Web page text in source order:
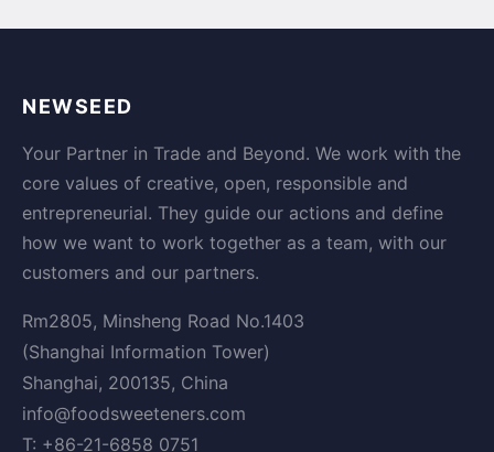
NEWSEED
Your Partner in Trade and Beyond. We work with the
core values of creative, open, responsible and
entrepreneurial. They guide our actions and define
how we want to work together as a team, with our
customers and our partners.
Rm2805, Minsheng Road No.1403
(Shanghai Information Tower)
Shanghai, 200135, China
info@foodsweeteners.com
T: +86-21-6858 0751